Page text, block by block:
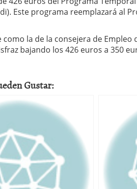
Este programa reemplazará al
como la de la consejera de Empleo
bajando los 426 euros a 350
Gustar: